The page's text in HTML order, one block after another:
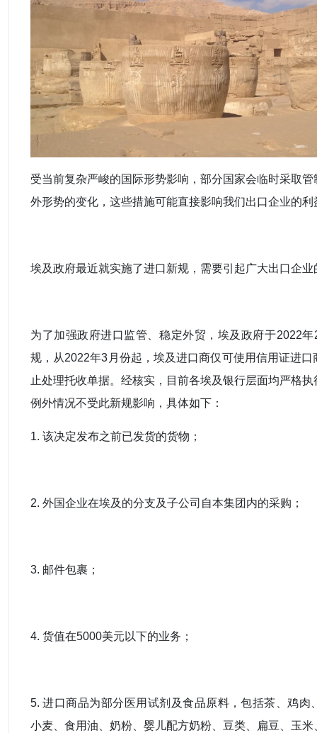
受当前复杂严峻的国际形势影响，部分国家会临时采取
外形势的变化，这些措施可能直接影响我们出口企业的利
埃及政府最近就实施了进口新规，需要引起广大出口企业
为了加强政府进口监管、稳定外贸，埃及政府于2022
规，从2022年3月份起，埃及进口商仅可使用信用证进
止处理托收单据。经核实，目前各埃及银行层面均严格
例外情况不受此新规影响，具体如下：
1. 该决定发布之前已发货的货物；
2. 外国企业在埃及的分支及子公司自本集团内的采购；
3. 邮件包裹；
4. 货值在5000美元以下的业务；
5. 进口商品为部分医用试剂及食品原料，包括茶、鸡肉
小麦、食用油、奶粉、婴儿配方奶粉、豆类、扁豆、玉